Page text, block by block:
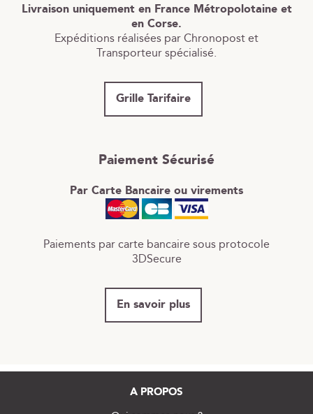
Livraison uniquement en France Métropolotaine et
en Corse.
Expéditions réalisées par Chronopost et
Transporteur spécialisé.
Grille Tarifaire
Paiement Sécurisé
Par Carte Bancaire ou virements
Paiements par carte bancaire sous protocole
3DSecure
En savoir plus
A PROPOS